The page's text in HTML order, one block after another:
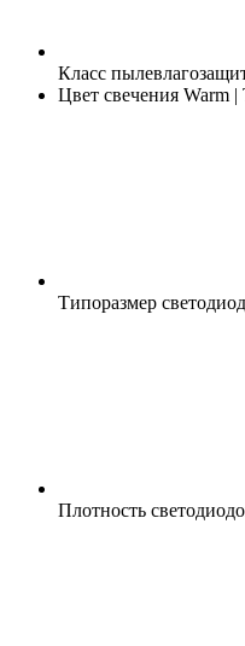
Класс
Цвет свечения Warm
Типоразмер
Плотность